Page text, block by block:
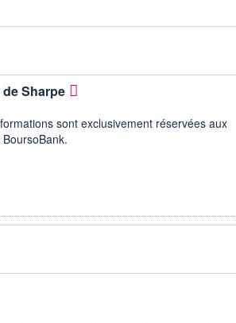
de Sharpe
sont exclusivement réservées aux